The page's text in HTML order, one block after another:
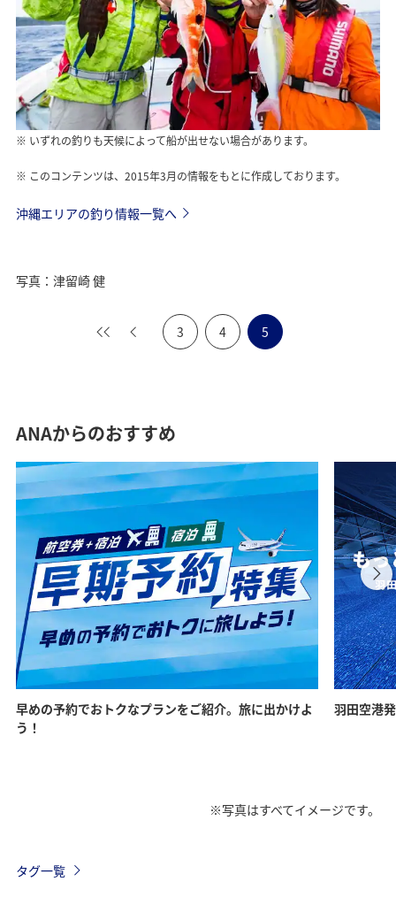
いずれの釣りも天候によって船が出せない場合があります。
このコンテンツは、2015年3月の情報をもとに作成しております。
沖縄エリアの釣り情報一覧へ
写真：津留崎 健
3 4 5
ANAからのおすすめ
早めの予約でおトクなプランをご紹介。旅に出かけよ
う！
羽田空港
※写真はすべてイメージです。
タグ一覧